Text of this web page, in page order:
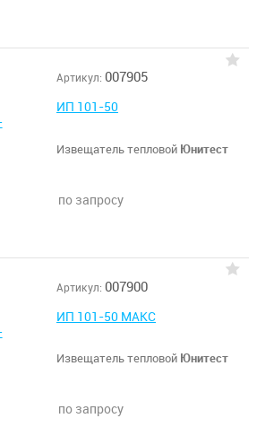
Артикул: 007905
ИП 101-50
Извещатель тепловой Юнитест
по запросу
Артикул: 007900
ИП 101-50 МАКС
Извещатель тепловой Юнитест
по запросу